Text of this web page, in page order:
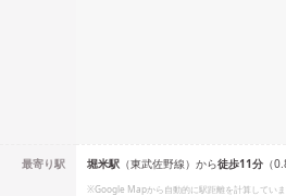
最寄り駅 堀米駅 （東武佐野線） から徒歩11分 （
※Google Mapから自動的に駅距離を計算してい